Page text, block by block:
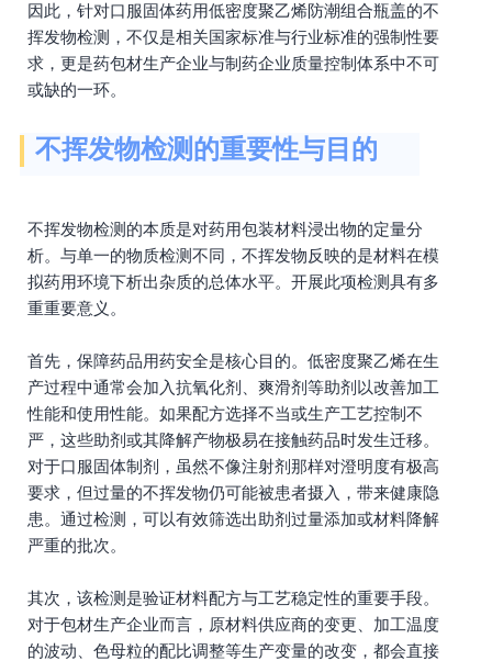
因此，针对口服固体药用低密度聚乙烯防潮组合瓶盖的不
挥发物检测，不仅是相关国家标准与行业标准的强制性要
求，更是药包材生产企业与制药企业质量控制体系中不可
或缺的一环。
不挥发物检测的重要性与目的
不挥发物检测的本质是对药用包装材料浸出物的定量分
析。与单一的物质检测不同，不挥发物反映的是材料在模
拟药用环境下析出杂质的总体水平。开展此项检测具有多
重重要意义。
首先，保障药品用药安全是核心目的。低密度聚乙烯在生
产过程中通常会加入抗氧化剂、爽滑剂等助剂以改善加工
性能和使用性能。如果配方选择不当或生产工艺控制不
严，这些助剂或其降解产物极易在接触药品时发生迁移。
对于口服固体制剂，虽然不像注射剂那样对澄明度有极高
要求，但过量的不挥发物仍可能被患者摄入，带来健康隐
患。通过检测，可以有效筛选出助剂过量添加或材料降解
严重的批次。
其次，该检测是验证材料配方与工艺稳定性的重要手段。
对于包材生产企业而言，原材料供应商的变更、加工温度
的波动、色母粒的配比调整等生产变量的改变，都会直接